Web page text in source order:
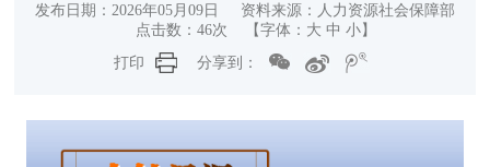
发布日期：2026年05月09日 资料来源：人力资源社会保障部
点击数： 46次 【字体： 大 中 小】
打印
分享到：